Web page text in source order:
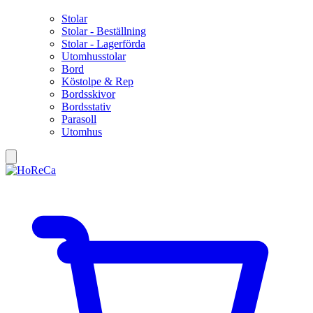
Stolar
Stolar - Beställning
Stolar - Lagerförda
Utomhusstolar
Bord
Köstolpe & Rep
Bordsskivor
Bordsstativ
Parasoll
Utomhus